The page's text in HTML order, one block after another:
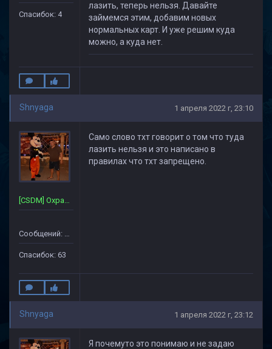
Спасибок: 4
лазить, теперь нельзя. Давайте
займемся этим, добавим новых
нормальных карт. И уже решим куда
можно, а куда нет.
Shnyaga 1 апреля 2022 г, 23:10
[CSDM] Охрана~Сервера
Сообщений: 357
Спасибок: 63
Само слово тхт говорит о том что туда
лазить нельзя и это написано в
правилах что тхт запрещено.
Shnyaga 1 апреля 2022 г, 23:12
Я почемуто это понимаю и не задаю